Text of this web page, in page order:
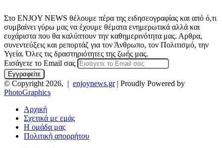
Στο ENJOY NEWS θέλουμε πέρα της ειδησεογραφίας και από ό,τι
συμβαίνει γύρω μας να έχουμε θέματα ενημερωτικά αλλά και
ευχάριστα που θα καλύπτουν την καθημερινότητα μας. Αρθρα,
συνεντεύξεις και ρεπορτάζ για τον Άνθρωπο, τον Πολιτισμό, την
Υγεία. Όλες τις δραστηριότητες της ζωής μας.
Εισάγετε το Email σας
© Copyright 2026, | enjoynews.gr| Proudly Powered by
PhotoGraphics
Αρχική
Σχετικά με εμάς
Η ομάδα μας
Πολιτική απορρήτου